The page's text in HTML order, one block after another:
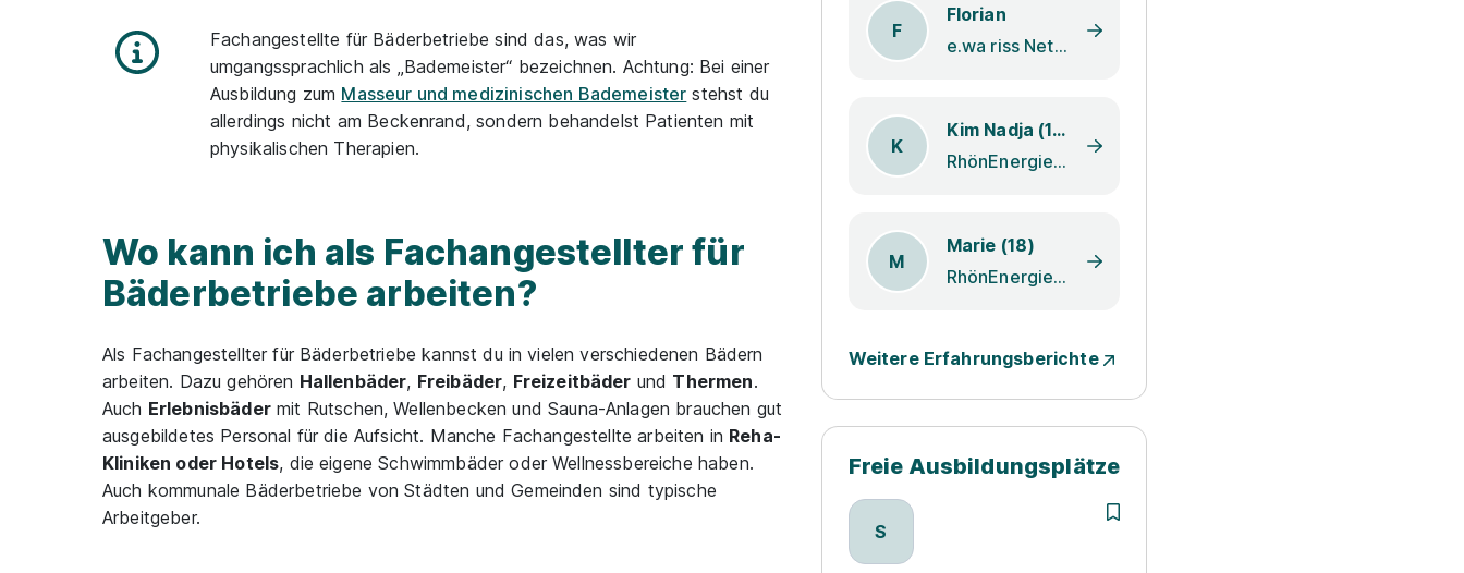
Fachangestellte für Bäderbetriebe sind das, was wir
umgangssprachlich als „Bademeister“ bezeichnen. Achtung: Bei einer
Ausbildung zum Masseur und medizinischen Bademeister stehst du
allerdings nicht am Beckenrand, sondern behandelst Patienten mit
physikalischen Therapien.
Wo kann ich als Fachangestellter für
Bäderbetriebe arbeiten?
Als Fachangestellter für Bäderbetriebe kannst du in vielen verschiedenen Bädern
arbeiten. Dazu gehören Hallenbäder, Freibäder, Freizeitbäder und Thermen.
Auch Erlebnisbädermit Rutschen, Wellenbecken und Sauna-Anlagen brauchen gut
ausgebildetes Personal für die Aufsicht. Manche Fachangestellte arbeiten in Reha-
Kliniken oder Hotels, die eigene Schwimmbäder oder Wellnessbereiche haben.
Auch kommunale Bäderbetriebe von Städten und Gemeinden sind typische
Arbeitgeber.
F
Florian
e.wa riss Netze GmbH
K
Kim Nadja (18)
RhönEnergie Gruppe
M
Marie (18)
RhönEnergie Gruppe
Weitere Erfahrungsberichte
Freie Ausbildungsplätze
S